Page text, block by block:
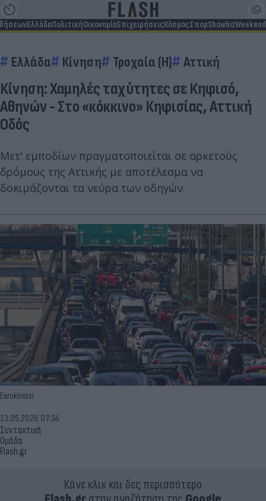
ΕλλάδαΠολιτικήΟικονομίαΕπιχειρήσειςΚόσμοςΣπορShowbizWeekend
Ελλάδα Κίνηση Τροχαία (Η) Αττική
Κίνηση: Χαμηλές ταχύτητες σε Κηφισό,
Αθηνών - Στο «κόκκινο» Κηφισίας, Αττική
Οδός
Μετ' εμποδίων πραγματοποιείται σε αρκετούς
δρόμους της Αττικής με αποτέλεσμα να
δοκιμάζονται τα νεύρα των οδηγών.
Eurokinissi
Συντακτική
Ομάδα
Flash.gr
13.05.2026 07:34
Κάνε κλικ και δες περισσότερο